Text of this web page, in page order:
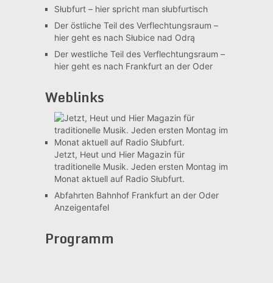
Słubfurt –hier spricht man słubfurtisch
Der östliche Teil des Verflechtungsraum –
hier geht es nach Słubice nad Odrą
Der westliche Teil des Verflechtungsraum –
hier geht es nach Frankfurt an der Oder
Weblinks
Jetzt, Heut und HierMagazin für
traditionelle Musik. Jeden ersten Montag im
Monat aktuell auf Radio Słubfurt.
Abfahrten Bahnhof Frankfurt an der Oder
Anzeigentafel
Programm